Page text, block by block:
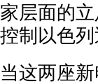
家层面的
控制以色
当这两座